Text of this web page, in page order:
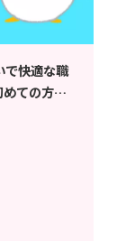
で快適な職
ての方も